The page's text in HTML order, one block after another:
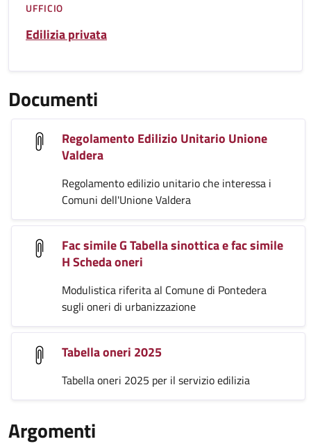
UFFICIO
Edilizia privata
Documenti
Regolamento Edilizio Unitario Unione
Valdera
Regolamento edilizio unitario che interessa i
Comuni dell'Unione Valdera
Fac simile G Tabella sinottica e fac simile
H Scheda oneri
Modulistica riferita al Comune di Pontedera
sugli oneri di urbanizzazione
Tabella oneri 2025
Tabella oneri 2025 per il servizio edilizia
Argomenti